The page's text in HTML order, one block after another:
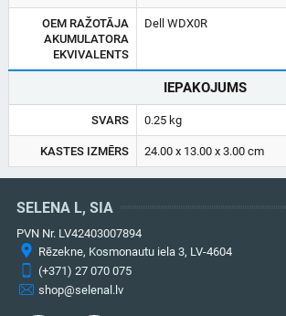
OEM RAŽOTĀJA
AKUMULATORA
EKVIVALENTS
Dell WDX0R
IEPAKOJUMS
SVARS 0.25 kg
KASTES IZMĒRS 24.00 x 13.00 x 3.00 cm
SELENA L, SIA
PVN Nr. LV42403007894
Rēzekne, Kosmonautu iela 3, LV-4604
(+371) 27 070 075
shop@selenal.lv